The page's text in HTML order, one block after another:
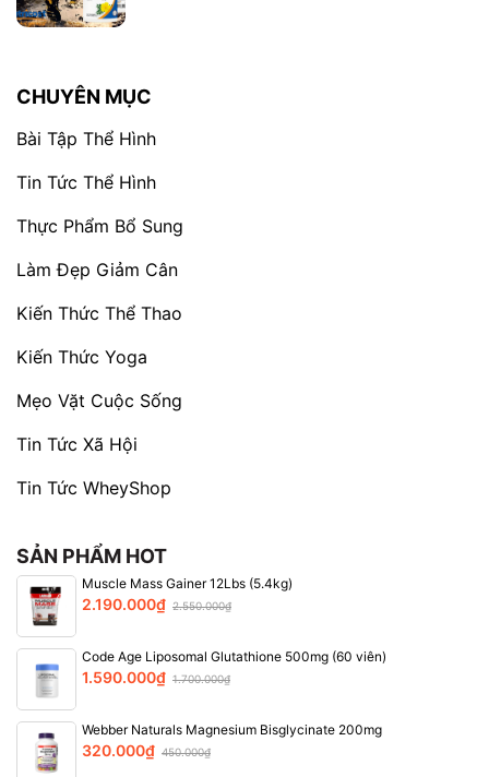
CHUYÊN MỤC
Bài Tập Thể Hình
Tin Tức Thể Hình
Thực Phẩm Bổ Sung
Làm Đẹp Giảm Cân
Kiến Thức Thể Thao
Kiến Thức Yoga
Mẹo Vặt Cuộc Sống
Tin Tức Xã Hội
Tin Tức WheyShop
SẢN PHẨM HOT
Muscle Mass Gainer 12Lbs (5.4kg)
2.190.000₫ 2.550.000₫
Code Age Liposomal Glutathione 500mg (60 viên)
1.590.000₫ 1.700.000₫
Webber Naturals Magnesium Bisglycinate 200mg
320.000₫ 450.000₫